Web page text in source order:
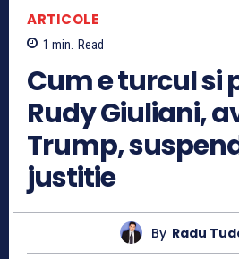
ARTICOLE
1 min. Read
Cum e turcul si
Rudy Giuliani,
Trump,
justitie
By Radu